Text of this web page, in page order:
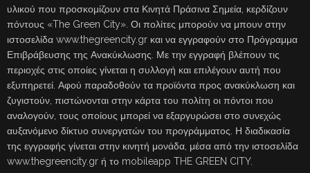
υλικού που προσκομίζουν στα Κινητά Πράσινα Σημεία, κερδίζουν
πόντους «The Green City». Οι πολίτες μπορούν να μπουν στην
ιστοσελίδα www.thegreencity.gr και να εγγραφούν στο Πρόγραμμα
Επιβράβευσης της Ανακύκλωσης. Με την εγγραφή βλέπουν τις
περιοχές στις οποίες γίνεται η συλλογή και επιλέγουν αυτή που
εξυπηρετεί. Αφού παραδοθούν τα προϊόντα προς ανακύκλωση και
ζυγιστούν, πιστώνονται στην κάρτα του πολίτη οι πόντοι που
αναλογούν, τους οποίους μπορεί να εξαργυρώσει στο συνεχώς
αυξανόμενο δίκτυο συνεργατών του προγράμματος. Η διαδικασία
της εγγραφής γίνεται στην κινητή μονάδα, μέσα από την ιστοσελίδα
www.thegreencity.gr ή το mobileapp THE GREEN CITY.